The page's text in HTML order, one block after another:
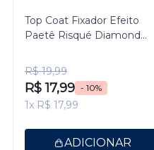
Top Coat Fixador Efeito
Paetê Risqué Diamond
R$ 19,99
R$ 17,99 - 10%
1x R$ 17,99
ADICIONAR